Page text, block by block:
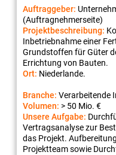
Auftraggeber:
(Auftragnehmerseite)
Projektbeschreibung:
Inbetriebnahme einer
Grundstoffen für Güter
Errichtung von Bauten.
Ort: Niederlande.
Branche: Verarbeitende
Volumen: > 50 Mio. €
Unsere Aufgabe:
Vertragsanalyse zur
das Projekt.
Projektteam sowie